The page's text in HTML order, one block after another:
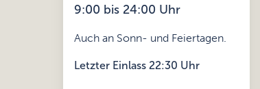
9:00 bis 24:00 Uhr
Auch an Sonn- und Feiertagen.
Letzter Einlass 22:30 Uhr